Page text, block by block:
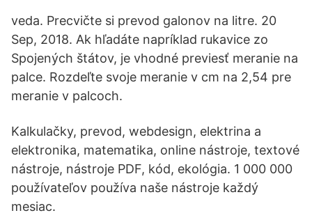
veda. Precvičte si prevod galonov na litre. 20
Sep, 2018. Ak hľadáte napríklad rukavice zo
Spojených štátov, je vhodné previesť meranie na
palce. Rozdeľte svoje meranie v cm na 2,54 pre
meranie v palcoch.
Kalkulačky, prevod, webdesign, elektrina a
elektronika, matematika, online nástroje, textové
nástroje, nástroje PDF, kód, ekológia. 1 000 000
používateľov používa naše nástroje každý
mesiac.